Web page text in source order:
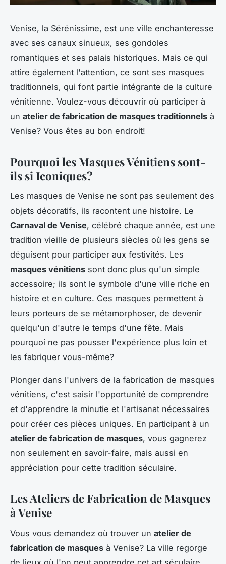
Venise, la Sérénissime, est une ville enchanteresse
avec ses canaux sinueux, ses gondoles
romantiques et ses palais historiques. Mais ce qui
attire également l'attention, ce sont ses masques
traditionnels, qui font partie intégrante de la culture
vénitienne. Voulez-vous découvrir où participer à
un atelier de fabrication de masques traditionnels à
Venise? Vous êtes au bon endroit!
Pourquoi les Masques Vénitiens sont-
ils si Iconiques?
Les masques de Venise ne sont pas seulement des
objets décoratifs, ils racontent une histoire. Le
Carnaval de Venise, célébré chaque année, est une
tradition vieille de plusieurs siècles où les gens se
déguisent pour participer aux festivités. Les
masques vénitiens sont donc plus qu'un simple
accessoire; ils sont le symbole d'une ville riche en
histoire et en culture. Ces masques permettent à
leurs porteurs de se métamorphoser, de devenir
quelqu'un d'autre le temps d'une fête. Mais
pourquoi ne pas pousser l'expérience plus loin et
les fabriquer vous-même?
Plonger dans l'univers de la fabrication de masques
vénitiens, c'est saisir l'opportunité de comprendre
et d'apprendre la minutie et l'artisanat nécessaires
pour créer ces pièces uniques. En participant à un
atelier de fabrication de masques, vous gagnerez
non seulement en savoir-faire, mais aussi en
appréciation pour cette tradition séculaire.
Les Ateliers de Fabrication de Masques
à Venise
Vous vous demandez où trouver un atelier de
fabrication de masques à Venise? La ville regorge